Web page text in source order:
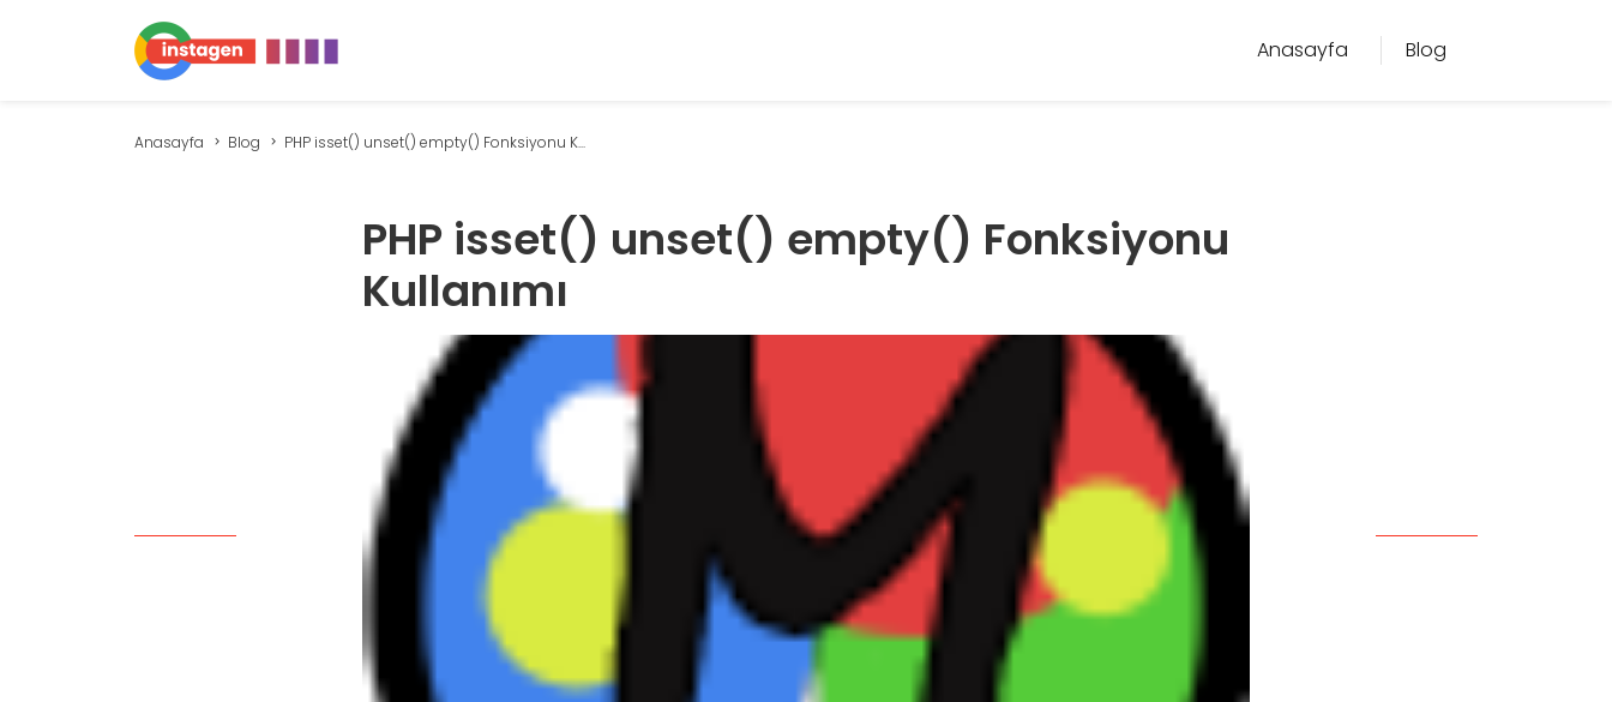
Anasayfa Blog
Anasayfa Blog PHP isset() unset() empty() Fonksiyonu K...
PHP isset() unset() empty() Fonksiyonu
Kullanımı